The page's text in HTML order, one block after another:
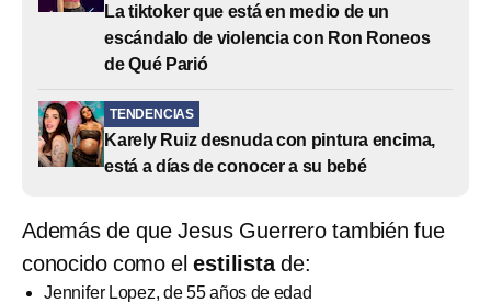
La tiktoker que está en medio de un
escándalo de violencia con Ron Roneos
de Qué Parió
TENDENCIAS
Karely Ruiz desnuda con pintura encima,
está a días de conocer a su bebé
Además de que Jesus Guerrero también fue
conocido como elestilistade:
Jennifer Lopez, de 55 años de edad